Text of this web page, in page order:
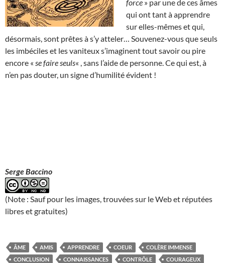
force » par une de ces âmes
qui ont tant à apprendre
sur elles-mêmes et qui,
désormais, sont prêtes à s’y atteler… Souvenez-vous que seuls
les imbéciles et les vaniteux s’imaginent tout savoir ou pire
encore « se faire seuls« , sans l’aide de personne. Ce qui est, à
n’en pas douter, un signe d’humilité évident !
Serge Baccino
(Note : Sauf pour les images, trouvées sur le Web et réputées
libres et gratuites)
ÂME AMIS APPRENDRE COEUR
COLÈRE IMMENSE
CONCLUSION
CONNAISSANCES CONTRÔLE
COURAGEUX